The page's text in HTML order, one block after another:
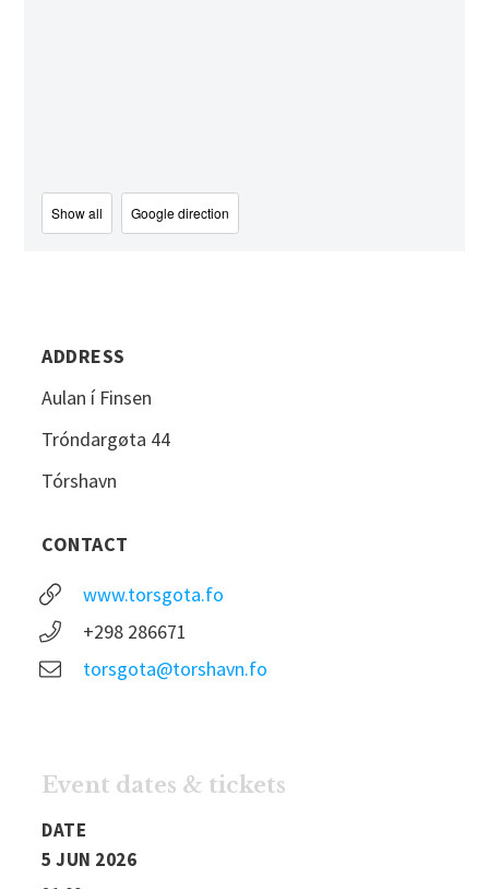
Show all Google direction
ADDRESS
Aulan í Finsen
Tróndargøta 44
Tórshavn
CONTACT
www.torsgota.fo
+298 286671
torsgota@torshavn.fo
Event dates & tickets
DATE
5 JUN 2026